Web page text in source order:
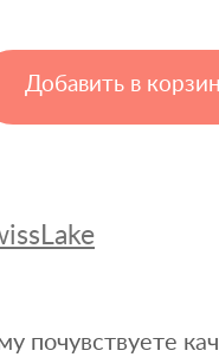
Добавить в
почувствуете